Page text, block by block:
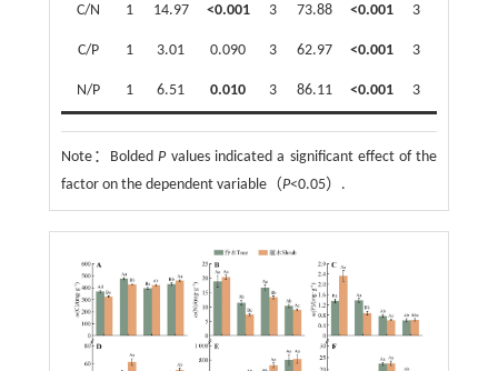
C/N 1 14.97 <0.001 3 73.88 <0.001 3
C/P 1 3.01 0.090 3 62.97 <0.001 3
N/P 1 6.51 0.010 3 86.11 <0.001 3
Note： BoldedPvalues indicated a significant effect of the
factor on the dependent variable（P<0.05）.